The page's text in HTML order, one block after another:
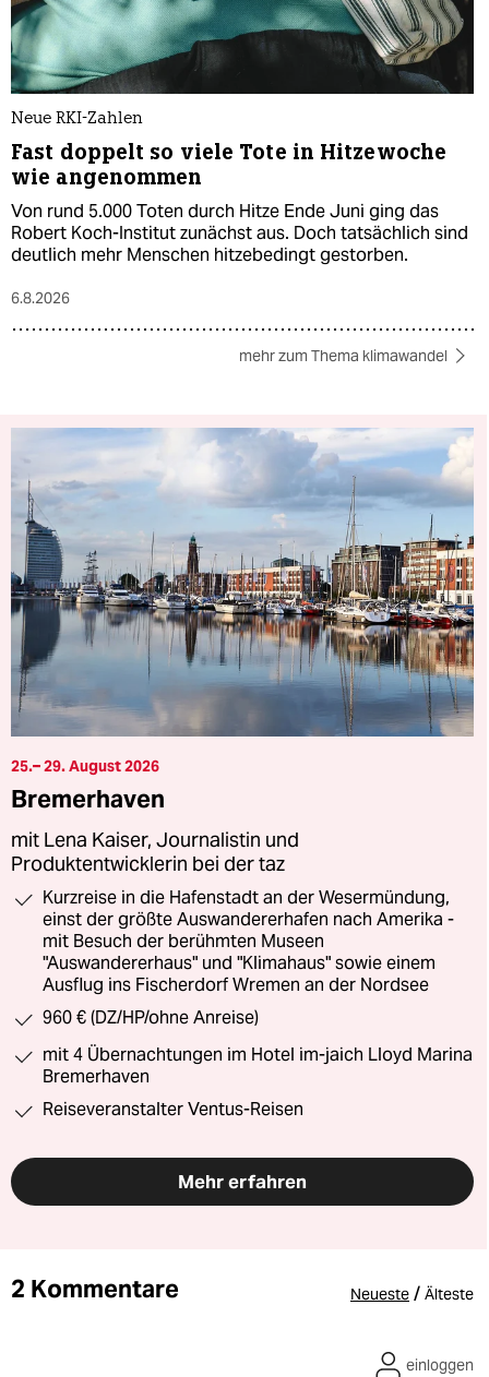
Neue RKI-Zahlen
Fast doppelt so viele Tote in Hitzewoche
wie angenommen
Von rund 5.000 Toten durch Hitze Ende Juni ging das
Robert Koch-Institut zunächst aus. Doch tatsächlich sind
deutlich mehr Menschen hitzebedingt gestorben.
6.8.2026
mehr zum Thema klimawandel
25.– 29. August 2026
Bremerhaven
mit Lena Kaiser, Journalistin und
Produktentwicklerin bei der taz
Kurzreise in die Hafenstadt an der Wesermündung,
einst der größte Auswandererhafen nach Amerika -
mit Besuch der berühmten Museen
"Auswandererhaus" und "Klimahaus" sowie einem
Ausflug ins Fischerdorf Wremen an der Nordsee
960 € (DZ/HP/ohne Anreise)
mit 4 Übernachtungen im Hotel im-jaich Lloyd Marina
Bremerhaven
Reiseveranstalter Ventus-Reisen
Mehr erfahren
2 Kommentare Neueste / Älteste
einloggen